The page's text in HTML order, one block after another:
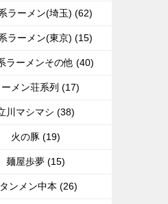
ラーメン(埼玉) (62)
ラーメン(東京) (15)
ラーメンその他 (40)
ーメン荘系列 (17)
川マシマシ (38)
火の豚 (19)
麺屋歩夢 (15)
ンメン中本 (26)